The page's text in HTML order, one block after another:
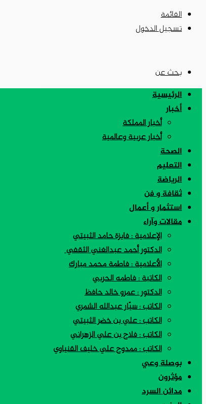
القائمة
تسجيل الدخول
بحث عن
الرئيسية
أخبار
أخبار المملكة
أخبار عربية وعالمية
الصحة
التعليم
الرياضة
ثقافة و فن
استثمار و أعمال
مقالات وآراء
الإعلامية : فايزة حامد الثبيتي
الدكتور أحمد عبدالغني الثقفي
الأعلامية : فاطمة محمد مبارك
الكاتبة : فاطمه الحربي
الدكتور : عمرو خالد حافظ
الكاتب : سيّار عبدالله الشمري
الكاتب : علي بن خضر الثبيتي
الكاتب : فلاح بن علي الزهراني
الكاتب : ممدوح علي خليف القنياوي
بوصلة وعي
مؤثرون
مدائن السرد